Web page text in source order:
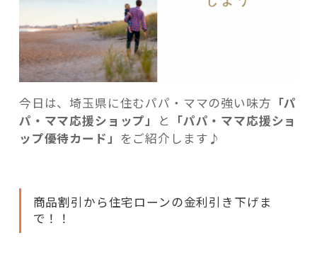
よ
う”
の
今日は、埼玉県に住むパパ・ママの強い味方 「パ
パ・ママ応援ショップ」
と 「パパ・ママ応援ショ
ップ優待カード」 をご紹介します♪
商品割引から住宅ローンの金利引き下げま
で！！